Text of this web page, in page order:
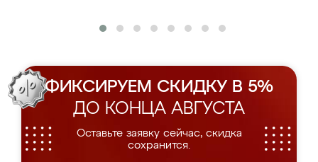
ФИКСИРУЕМ СКИДКУ В 5%
ДО КОНЦА АВГУСТА
Оставьте заявку сейчас, скидка
сохранится.